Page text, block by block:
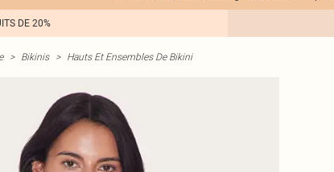
DE 20%
> Bikinis > Hauts Et Ensembles De Bikini